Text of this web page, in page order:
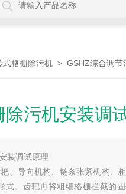
式格栅除污机 > GSHZ综合调节
污机安装调
装调试原理
、导向机构、链条张紧机构、
式。齿耙再将粗细格栅拦截的